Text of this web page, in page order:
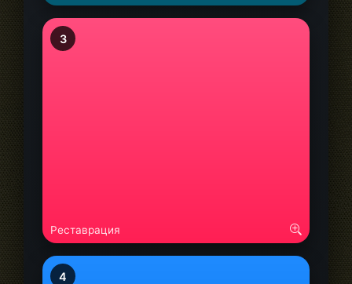
3
Реставрация
4